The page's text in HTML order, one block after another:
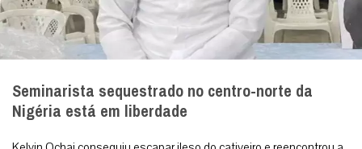
Seminarista sequestrado no centro-norte da
Nigéria está em liberdade